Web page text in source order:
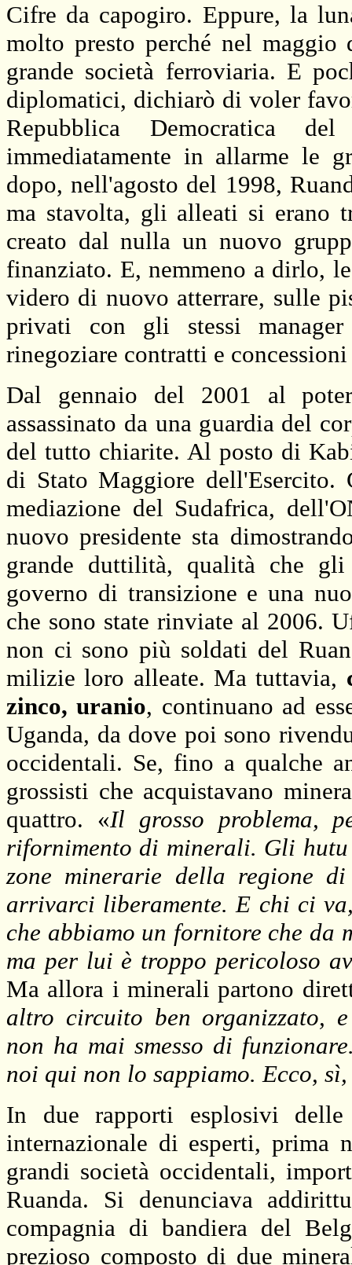
Cifre da capogiro. Eppure, la
molto presto perché nel
grande società ferroviaria. E
diplomatici, dichiarò di voler
Repubblica Democratica
immediatamente in allarme le
dopo, nell'agosto del 1998,
ma stavolta, gli alleati si erano
creato dal nulla un nuovo
finanziato. E, nemmeno a dirlo,
videro di nuovo atterrare, sulle
privati con gli stessi
rinegoziare contratti e
Dal gennaio del 2001 al
assassinato da una guardia del
del tutto chiarite. Al posto di
di Stato Maggiore dell'Esercito.
mediazione del Sudafrica,
nuovo presidente sta
grande duttilità, qualità che
governo di transizione e una
che sono state rinviate al 2006.
non ci sono più soldati del
milizie loro alleate. Ma tuttavia,
zinco, uranio, continuano ad
Uganda, da dove poi sono
occidentali. Se, fino a qualche
grossisti che acquistavano
quattro. «Il grosso problema,
rifornimento di minerali. Gli hutu
zone minerarie della regione
arrivarci liberamente. E chi ci
che abbiamo un fornitore che da
ma per lui è troppo pericoloso
Ma allora i minerali partono
altro circuito ben organizzato,
non ha mai smesso di
noi qui non lo sappiamo. Ecco,
In due rapporti esplosivi
internazionale di esperti,
grandi società occidentali,
Ruanda. Si denunciava
compagnia di bandiera del
prezioso composto di due